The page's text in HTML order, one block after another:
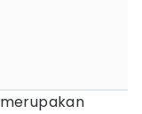
merupakan